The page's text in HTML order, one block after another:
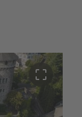
crop_free